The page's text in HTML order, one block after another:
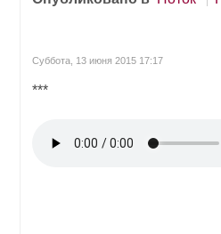
Суббота, 13 июня 2015 17:17
***